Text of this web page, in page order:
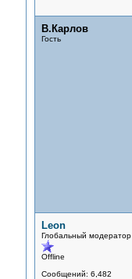
В.Карлов
Гость
Leon
Глобальный модератор
Offline
Сообщений: 6,482